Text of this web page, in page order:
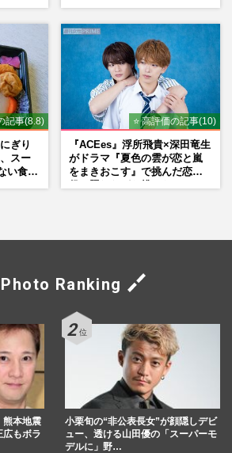
記事(8.8)
ぎり
スー
い食
⭐ 高評価の記事(10)
『ACEes』浮所飛貴×深田竜生
がドラマ『夏色の雲が恋と嵐
をまきおこす』で挑んだ恋人
Photo Ranking
熊本地震
広もボラ
小栗旬の“非公表長女”が顔隠しデビ
ュー、透ける山田優の「スーパーモ
デルに」野…